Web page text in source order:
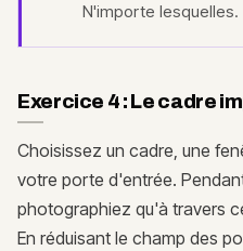
N'importe lesquelles.
Exercice 4 : Le cadre
Choisissez un cadre, une
votre porte d'entrée.
photographiez qu'à travers
En réduisant le champ des